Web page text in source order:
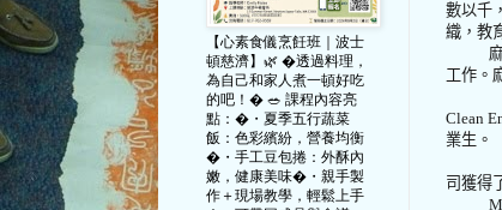
數以千
織，教
工作。
Clean
業生。
司獲得
【心素食儀烹飪班｜波士
頓慈濟】🌿 �透過料理，
為自己和家人煮一頓好吃
的吧！� 🥗 課程內容亮
點：�・夏季五行蔬菜
飯：色彩繽紛，營養均衡
�・手工豆包捲：外酥內
嫩，健康美味�・親手製
作＋現場教學，輕鬆上手